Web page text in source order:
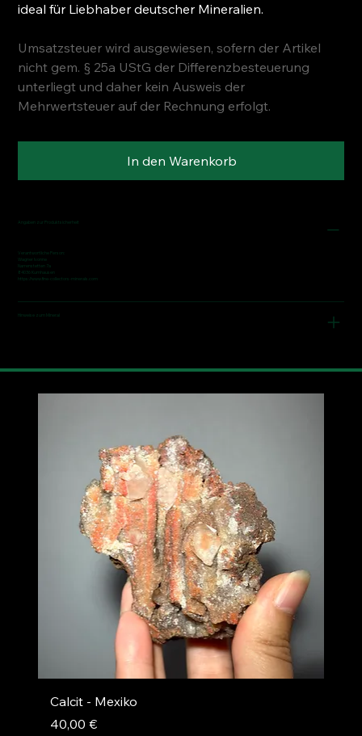
ideal für Liebhaber deutscher Mineralien.
Umsatzsteuer wird ausgewiesen, sofern der Artikel
nicht gem. § 25a UStG der Differenzbesteuerung
unterliegt und daher kein Ausweis der
Mehrwertsteuer auf der Rechnung erfolgt.
In den Warenkorb
Angaben zur Produktsicherheit
Verantwortliche Person:
Wagner Ivonne
Narrenstetten 7a
84036 Kumhausen
https://www.fine-collectors-minerals.com
Hinweise zum Mineral
Calcit - Mexiko
Preis
40,00 €